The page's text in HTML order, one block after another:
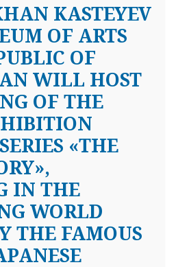
KASTEYEV
OF ARTS
OF
WILL HOST
OF THE
«THE
IN THE
WORLD
THE FAMOUS